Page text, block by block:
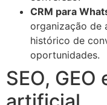
CRM para
organização de
histórico de
oportunidades.
SEO,